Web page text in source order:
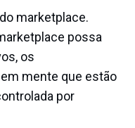
marketplace.
possa
os
mente que estão
por